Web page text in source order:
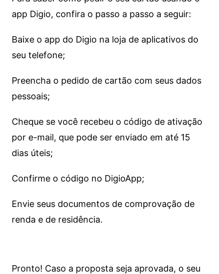
app Digio, confira o passo a passo a seguir:
Baixe o app do Digio na loja de aplicativos do
seu telefone;
Preencha o pedido de cartão com seus dados
pessoais;
Cheque se você recebeu o código de ativação
por e-mail, que pode ser enviado em até 15
dias úteis;
Confirme o código no DigioApp;
Envie seus documentos de comprovação de
renda e de residência.
Pronto! Caso a proposta seja aprovada, o seu